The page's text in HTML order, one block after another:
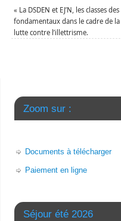
« La DSDEN et EJ’N, les classes des
fondamentaux dans le cadre de la
lutte contre l’illettrisme.
Zoom sur :
Documents à télécharger
Paiement en ligne
Séjour été 2026